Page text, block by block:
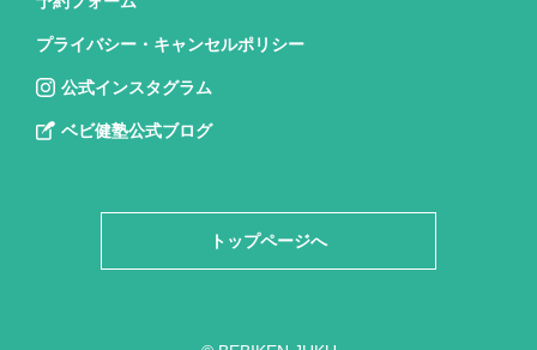
プライバシー・キャンセルポリシー
公式インスタグラム
ベビ健塾公式ブログ
トップページへ